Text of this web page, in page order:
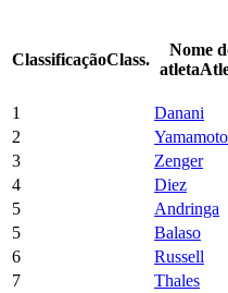
ClassificaçãoClass.
Nome
atleta
1 Danani
2
Yamamoto
3
Zenger
4
Diez
5
Andringa
5
Balaso
6
Russell
7
Thales